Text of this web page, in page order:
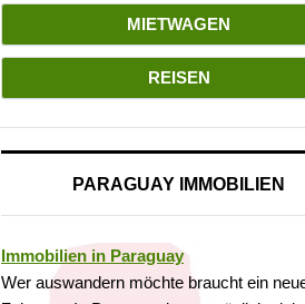
MIETWAGEN
REISEN
PARAGUAY IMMOBILIEN
Immobilien in Paraguay
Wer auswandern möchte braucht ein